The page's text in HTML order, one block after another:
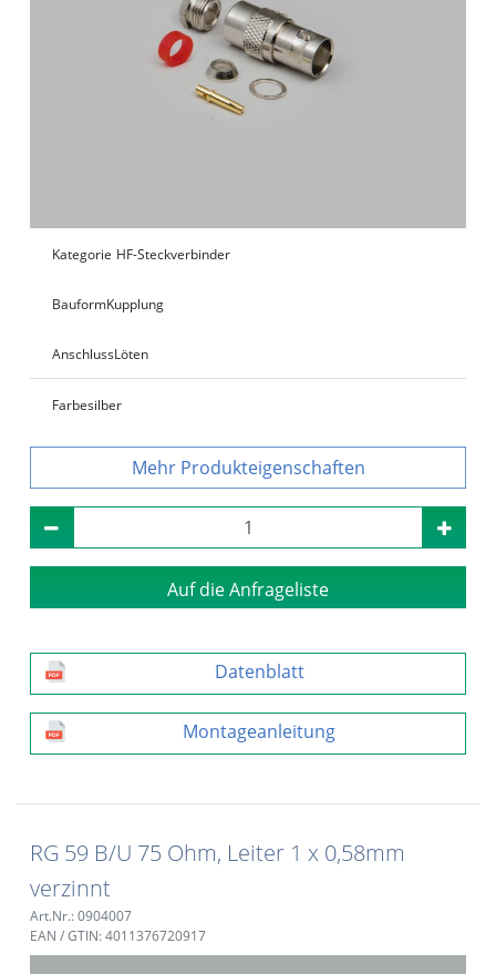
Kategorie HF-Steckverbinder
BauformKupplung
AnschlussLöten
Farbesilber
Produkteigenschaften
Auf die Anfrageliste
Datenblatt
Montageanleitung
RG 59 B/U 75 Ohm, Leiter 1 x 0,58mm
verzinnt
Art.Nr.: 0904007
EAN / GTIN: 4011376720917